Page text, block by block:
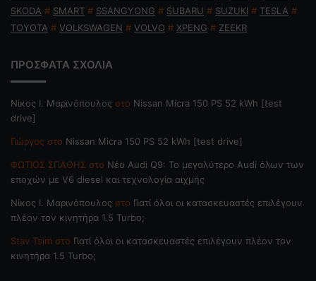
SKODA # SMART # SSANGYONG # SUBARU # SUZUKI # TESLA #
TOYOTA # VOLKSWAGEN # VOLVO # XPENG # ZEEKR
ΠΡΟΣΦΑΤΑ ΣΧΟΛΙΑ
Nίκος Ι. Mαρινόπουλος στο Nissan Micra 150 PS 52 kWh [test
drive]
Γιώργος στο Nissan Micra 150 PS 52 kWh [test drive]
ΦΩΤΙΟΣ ΣΠΑΘΗΣ στο Νέο Audi Q9: Το μεγαλύτερο Audi όλων των
εποχών με V6 diesel και τεχνολογία αιχμής
Nίκος Ι. Mαρινόπουλος στο Γιατί όλοι οι κατασκευαστές επιλέγουν
πλέον τον κινητήρα 1.5 Turbo;
Stav Tsim στο Γιατί όλοι οι κατασκευαστές επιλέγουν πλέον τον
κινητήρα 1.5 Turbo;